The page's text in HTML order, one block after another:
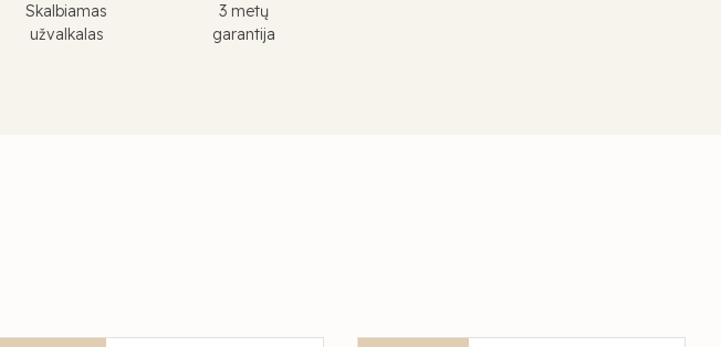
Skalbiamas
užvalkalas
3 metų
garantija